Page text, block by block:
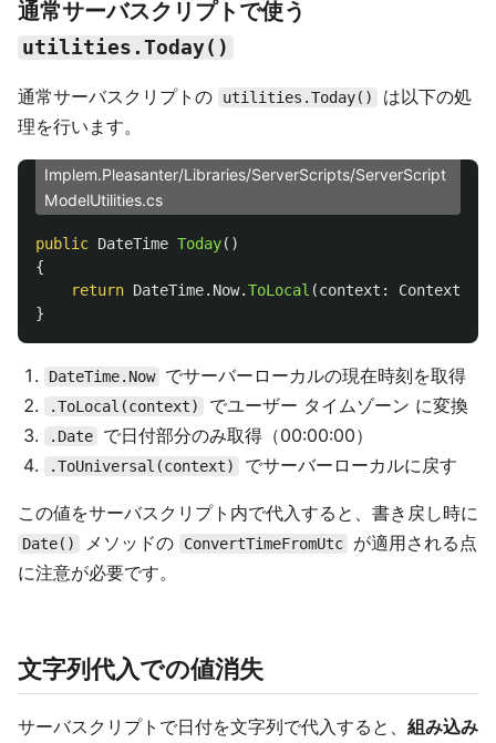
通常サーバスクリプトで使う
utilities.Today()
通常サーバスクリプトの utilities.Today()
は以下の処
理を行います。
Implem.Pleasanter/Libraries/ServerScripts/ServerScript
ModelUtilities.cs
public DateTime Today()
{
return DateTime. Now.ToLocal (context : Context
}
DateTime.Now でサーバーローカルの現在時刻を取得
.ToLocal(context) でユーザー タイムゾーン に変換
.Date で日付部分のみ取得（00:00:00）
.ToUniversal(context) でサーバーローカルに戻す
この値をサーバスクリプト内で代入すると、書き戻し時に
Date() メソッドの ConvertTimeFromUtc
が適用される点
に注意が必要です。
文字列代入での値消失
サーバスクリプトで日付を文字列で代入すると、 組み込み